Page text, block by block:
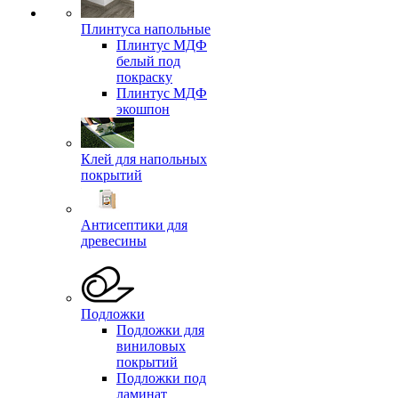
Плинтуса напольные
Плинтус МДФ
белый под
покраску
Плинтус МДФ
экошпон
Клей для напольных
покрытий
Антисептики для
древесины
Подложки
Подложки для
виниловых
покрытий
Подложки под
ламинат